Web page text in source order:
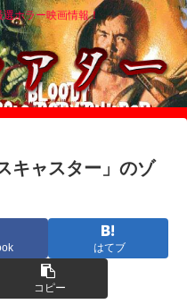
ホラー映画情報！
キャスター」のゾ
はてブ
コピー